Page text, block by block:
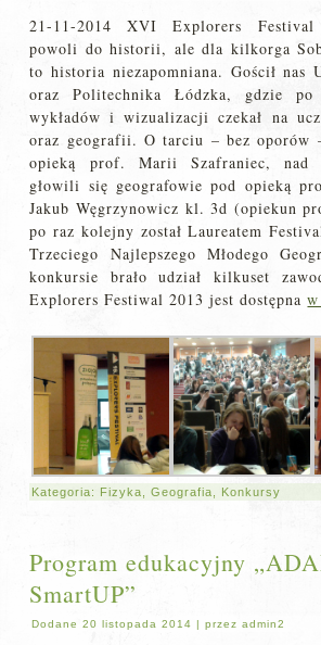
21-11-2014 XVI Explorers Festival
powoli do historii, ale dla kilkorga
to historia niezapomniana. Gościł nas
oraz Politechnika Łódzka, gdzie po
wykładów i wizualizacji czekał na
oraz geografii. O tarciu – bez
opieką prof. Marii Szafraniec, nad
głowili się geografowie pod opieką
Jakub Węgrzynowicz kl. 3d (opiekun
po raz kolejny został Laureatem
Trzeciego Najlepszego Młodego
konkursie brało udział kilkuset
Explorers Festiwal 2013 jest dostępna
Kategoria: Fizyka ,Geografia Konkursy
Program edukacyjny
SmartUP”
Dodane 20 listopada 2014 |przez admin2